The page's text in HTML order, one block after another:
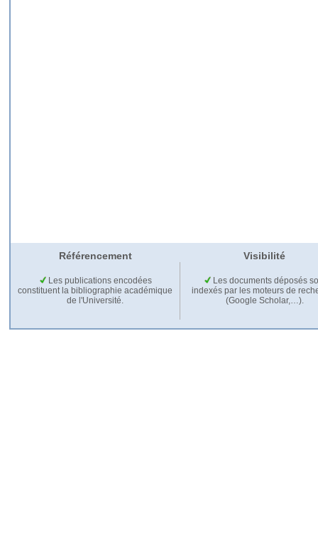
Référencement Visibilité
Les publications encodées
constituent la bibliographie académique
de l'Université.
Les documents déposés
indexés par les moteurs de
(Google Scholar,…).